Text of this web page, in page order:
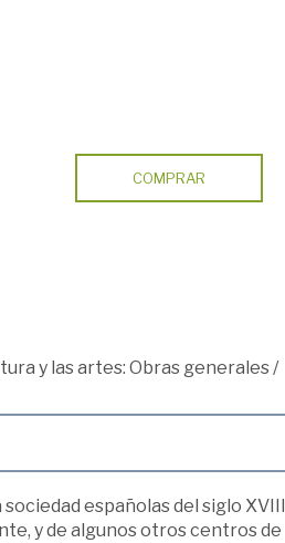
COMPRAR
y las artes: Obras generales/
españolas del siglo XVIII
y de algunos otros centros de